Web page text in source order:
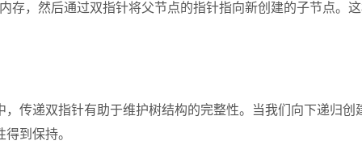
存，然后通过双指针将父节点的指针指向新创建的子节点。
传递双指针有助于维护树结构的完整性。当我们向下递归
到保持。